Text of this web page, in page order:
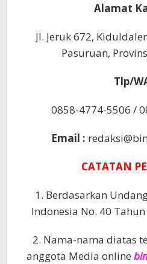
Alamat
Jl. Jeruk 672,
Pasuruan,
Tlp/
0858-4774-5506 /
Email :
CATATAN
1. Berdasarkan
Indonesia No. 40
2. Nama-nama diatas
anggota Media online